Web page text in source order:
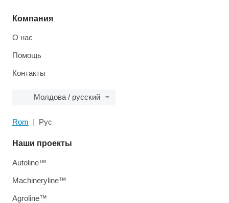
Компания
О нас
Помощь
Контакты
Молдова / русский
Rom Рус
Наши проекты
Autoline™
Machineryline™
Agroline™